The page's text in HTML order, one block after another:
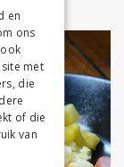
en
ons
met
die
of die
van